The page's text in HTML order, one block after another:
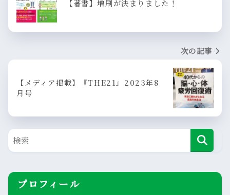
【著書】増刷が決まりました！
次の記事
【メディア掲載】『THE21』2023年8
月号
プロフィール